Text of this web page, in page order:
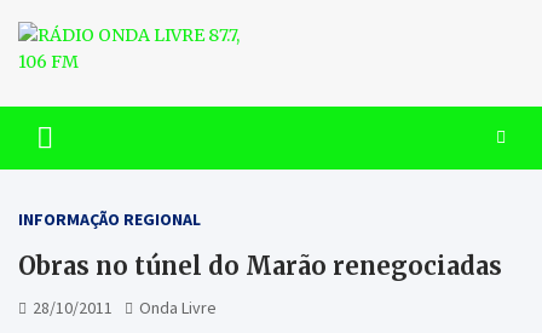
content
RÁDIO ONDA LIVRE 87.7, 106
FM
INFORMAÇÃO REGIONAL
Obras no túnel do Marão renegociadas
28/10/2011 Onda Livre